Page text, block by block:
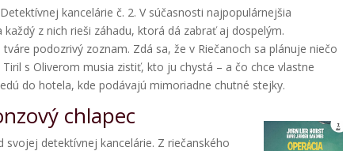
kancelárie č. 2. V súčasnosti najpopulárnejšia
z nich rieši záhadu, ktorá dá zabrať aj dospelým.
podozrivý zoznam. Zdá sa, že v Riečanoch sa plánuje niečo
s Oliverom musia zistiť, kto ju chystá – a čo chce vlastne
do hotela, kde podávajú mimoriadne chutné stejky.
chlapec
svojej detektívnej kancelárie. Z riečanského